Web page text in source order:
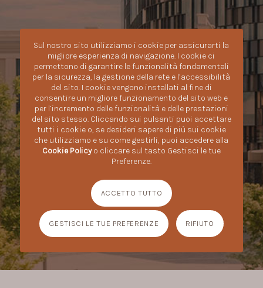
Sul nostro sito utilizziamo i cookie per assicurarti la
migliore esperienza di navigazione. I cookie ci
permettono di garantire le funzionalità fondamentali
per la sicurezza, la gestione della rete e l’accessibilità
del sito. I cookie vengono installati al fine di
consentire un migliore funzionamento del sito web e
per l’incremento delle funzionalità e delle prestazioni
del sito stesso. Cliccando sui pulsanti puoi accettare
tutti i cookie o, se desideri sapere di più sui cookie
che utilizziamo e su come gestirli, puoi accedere alla
Cookie Policyo cliccare sul tasto Gestisci le tue
Preferenze.
ACCETTO TUTTO
GESTISCI LE TUE PREFERENZE RIFIUTO